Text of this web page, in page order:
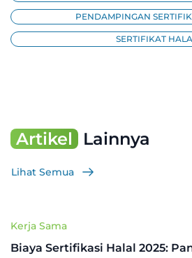
PENDAMPINGAN
SERTIFIKAT
Artikel Lainnya
Lihat Semua
Kerja Sama
Biaya Sertifikasi Halal 2025: